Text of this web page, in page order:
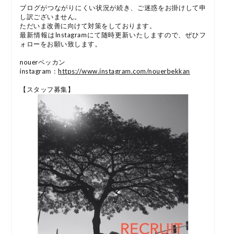
ブログがつながりにくい状況が続き、ご迷惑をお掛けして申
し訳ございません。
ただいま改善に向けて対策をしております。
最新情報はInstagramにて随時更新いたしますので、ぜひフ
ォローをお願い致します。
nouerベッカン
instagram：https://www.instagram.com/nouerbekkan
【スタッフ募集】